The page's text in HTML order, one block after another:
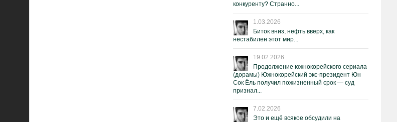
конкуренту? Странно...
1.03.2026
Биток вниз, нефть вверх, как
нестабилен этот мир...
19.02.2026
Продолжение южнокорейского сериала
(дорамы) Южнокорейский экс-президент Юн
Сок Ёль получил пожизненный срок — суд
признал...
7.02.2026
Это и ещё всякое обсудили на